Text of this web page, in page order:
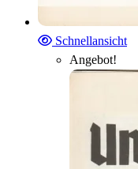
Schnellansicht
Angebot!